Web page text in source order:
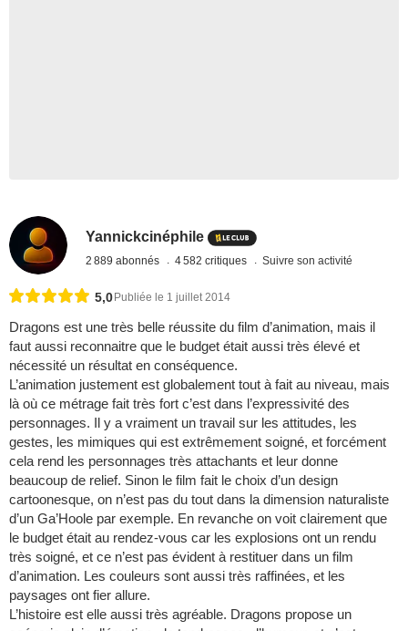
Yannickcinéphile
2 889 abonnés 4 582 critiques Suivre son activité
5,0 Publiée le 1 juillet 2014
Dragons est une très belle réussite du film d’animation, mais il
faut aussi reconnaitre que le budget était aussi très élevé et
nécessité un résultat en conséquence.
L’animation justement est globalement tout à fait au niveau, mais
là où ce métrage fait très fort c’est dans l’expressivité des
personnages. Il y a vraiment un travail sur les attitudes, les
gestes, les mimiques qui est extrêmement soigné, et forcément
cela rend les personnages très attachants et leur donne
beaucoup de relief. Sinon le film fait le choix d’un design
cartoonesque, on n’est pas du tout dans la dimension naturaliste
d’un Ga’Hoole par exemple. En revanche on voit clairement que
le budget était au rendez-vous car les explosions ont un rendu
très soigné, et ce n’est pas évident à restituer dans un film
d’animation. Les couleurs sont aussi très raffinées, et les
paysages ont fier allure.
L’histoire est elle aussi très agréable. Dragons propose un